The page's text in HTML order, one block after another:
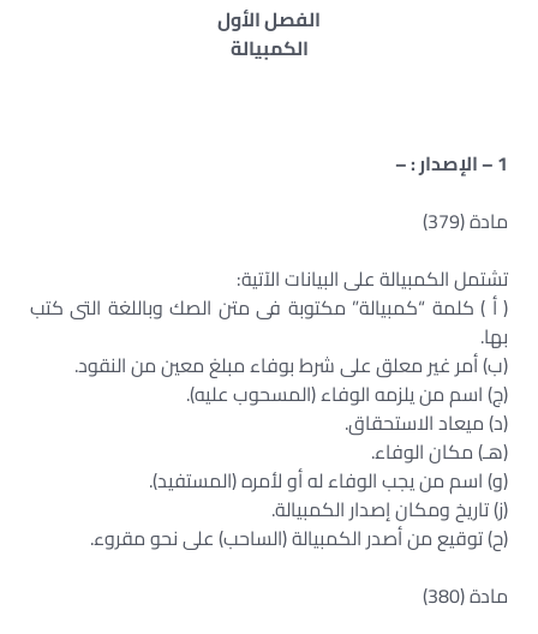
الفصل الأول
الكمبيالة
1 – الإصدار : –
مادة (379)
تشتمل الكمبيالة على البيانات الآتية:
( أ ) كلمة “كمبيالة” مكتوبة فى متن الصك وباللغة التى كتب
بها.
(ب) أمر غير معلق على شرط بوفاء مبلغ معين من النقود.
(ج) اسم من يلزمه الوفاء (المسحوب عليه).
(د) ميعاد الاستحقاق.
(هـ) مكان الوفاء.
(و) اسم من يجب الوفاء له أو لأمره (المستفيد).
(ز) تاريخ ومكان إصدار الكمبيالة.
(ح) توقيع من أصدر الكمبيالة (الساحب) على نحو مقروء.
مادة (380)